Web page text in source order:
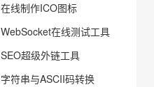
在线制作ICO图标
WebSocket在线测试工具
SEO超级外链工具
字符串与ASCII码转换